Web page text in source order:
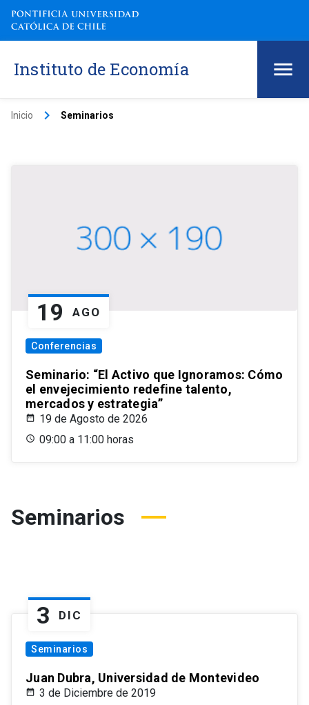
Instituto de Economía
Inicio keyboard_arrow_right Seminarios
19 AGO
Conferencias
Seminario: “El Activo que Ignoramos: Cómo
el envejecimiento redefine talento,
mercados y estrategia”
19 de Agosto de 2026
09:00 a 11:00 horas
Seminarios
3 DIC
Seminarios
Juan Dubra, Universidad de Montevideo
3 de Diciembre de 2019